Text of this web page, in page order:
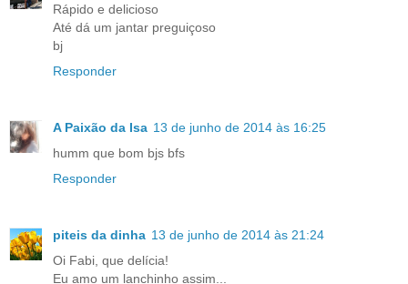
Rápido e delicioso
Até dá um jantar preguiçoso
bj
Responder
A Paixão da Isa 13 de junho de 2014 às 16:25
humm que bom bjs bfs
Responder
piteis da dinha 13 de junho de 2014 às 21:24
Oi Fabi, que delícia!
Eu amo um lanchinho assim...